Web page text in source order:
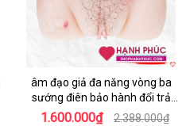
âm đạo giả đa năng vòng ba
sướng điên bảo hành đổi trả
nhanh
1.600.000₫ 2.388.000₫